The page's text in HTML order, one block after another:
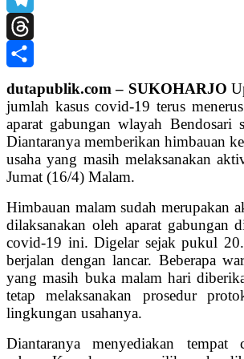
Telegram
Threads
Share
dutapublik.com – SUKOHARJO
jumlah kasus covid-19 terus
aparat gabungan wlayah Bendosari
Diantaranya memberikan himbauan
usaha yang masih melaksanakan
Jumat (16/4) Malam.
Himbauan malam sudah merupakan
dilaksanakan oleh aparat gabungan
covid-19 ini. Digelar sejak pukul
berjalan dengan lancar. Beberapa
yang masih buka malam hari
tetap melaksanakan prosedur
lingkungan usahanya.
Diantaranya menyediakan tempat